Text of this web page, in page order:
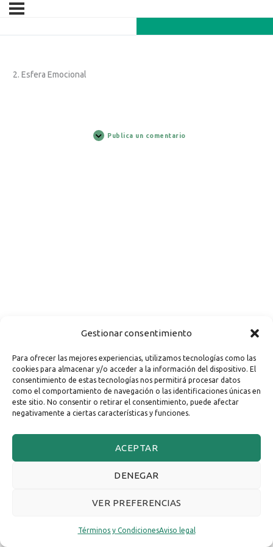
Gestionar consentimiento
Para ofrecer las mejores experiencias, utilizamos tecnologías como las
cookies para almacenar y/o acceder a la información del dispositivo. El
consentimiento de estas tecnologías nos permitirá procesar datos
como el comportamiento de navegación o las identificaciones únicas en
este sitio. No consentir o retirar el consentimiento, puede afectar
negativamente a ciertas características y funciones.
ACEPTAR
DENEGAR
VER PREFERENCIAS
Términos y CondicionesAviso legal
2. Esfera Emocional
Publica un comentario